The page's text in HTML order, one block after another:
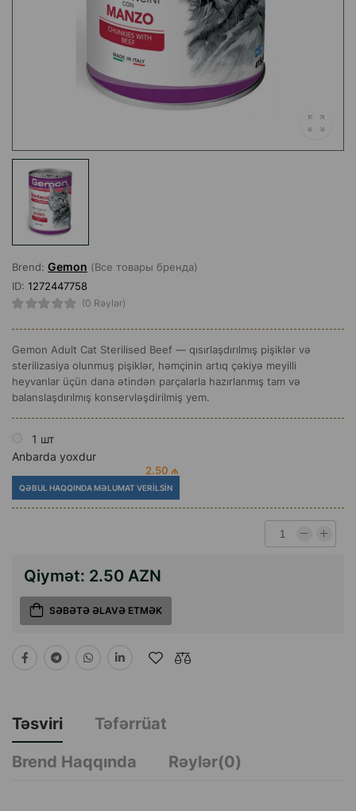
Brend: Gemon (Все товары бренда)
ID: 1272447758
(0 Rəylər)
Gemon Adult Cat Sterilised Beef — qısırlaşdırılmış pişiklər və
sterilizasiya olunmuş pişiklər, həmçinin artıq çəkiyə meyilli
heyvanlar üçün dana ətindən parçalarla hazırlanmış tam və
balanslaşdırılmış konservləşdirilmiş yem.
1 шт
Anbarda yoxdur
2.50 ₼
QƏBUL HAQQINDA MƏLUMAT VERILSIN
Qiymət: 2.50 AZN
SƏBƏTƏ ƏLAVƏ ETMƏK
Təsviri
Təfərrüat
Brend Haqqında
Rəylər(0)